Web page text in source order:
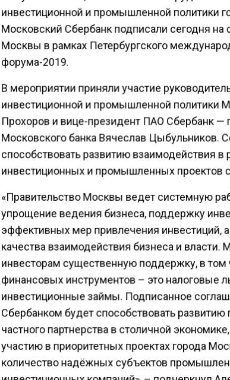
инвестиционной и промышленной политики
Московский Сбербанк подписали сегодня на
Москвы в рамках Петербургского
форума-2019.
В мероприятии приняли участие
инвестиционной и промышленной политики
Прохоров и вице-президент ПАО Сбербанк —
Московского банка Вячеслав Цыбульников.
способствовать развитию взаимодействия в
инвестиционных и промышленных проектов
«Правительство Москвы ведет системную
упрощение ведения бизнеса, поддержку
эффективных мер привлечения инвестиций,
качества взаимодействия бизнеса и
инвесторам существенную поддержку, в
финансовых инструментов – это налоговые
инвестиционные займы. Подписанное
Сбербанком будет способствовать развитию
частного партнерства в столичной
участию в приоритетных проектах города
количество надёжных субъектов